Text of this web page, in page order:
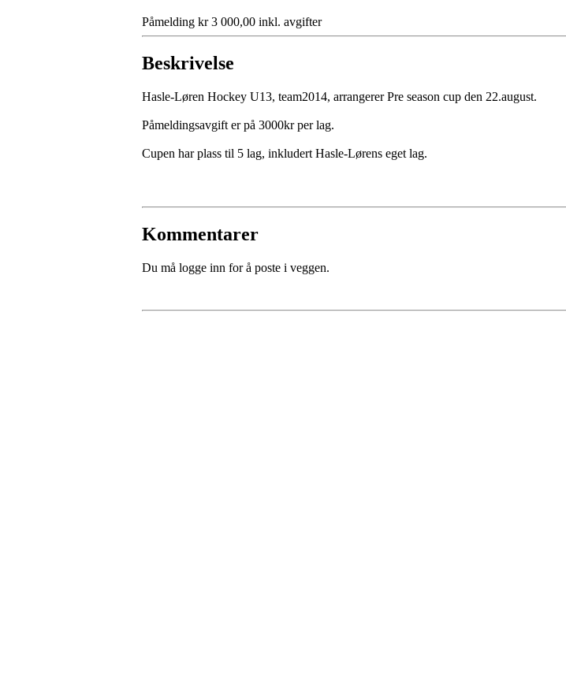
Påmelding kr 3 000,00 inkl. avgifter
Beskrivelse
Hasle-Løren Hockey U13, team2014, arrangerer Pre season cup den 22.august.
Påmeldingsavgift er på 3000kr per lag.
Cupen har plass til 5 lag, inkludert Hasle-Lørens eget lag.
Kommentarer
Du må logge inn for å poste i veggen.